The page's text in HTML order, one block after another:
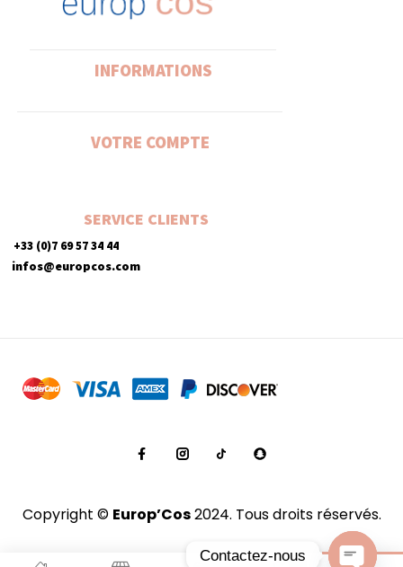
0
INFORMATIONS
VOTRE COMPTE
SERVICE CLIENTS
+33 (0)7 69 57 34 44
infos@europcos.com
Copyright © Europ’Cos2024. Tous droits réservés.
Contactez-nous